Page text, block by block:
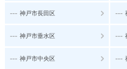
--- 神戸市長田区 ---
--- 神戸市垂水区 ---
--- 神戸市中央区 ---